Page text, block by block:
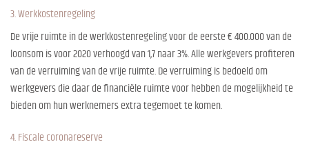
3. Werkkostenregeling
De vrije ruimte in de werkkostenregeling voor de eerste € 400.000 van de
loonsom is voor 2020 verhoogd van 1,7 naar 3%. Alle werkgevers profiteren
van de verruiming van de vrije ruimte. De verruiming is bedoeld om
werkgevers die daar de financiële ruimte voor hebben de mogelijkheid te
bieden om hun werknemers extra tegemoet te komen.
4. Fiscale coronareserve